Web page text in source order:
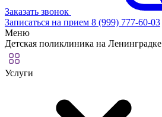
Заказать звонок
Записаться на прием 8 (999) 777-60-03
Меню
Детская поликлиника на Ленинградке
Услуги